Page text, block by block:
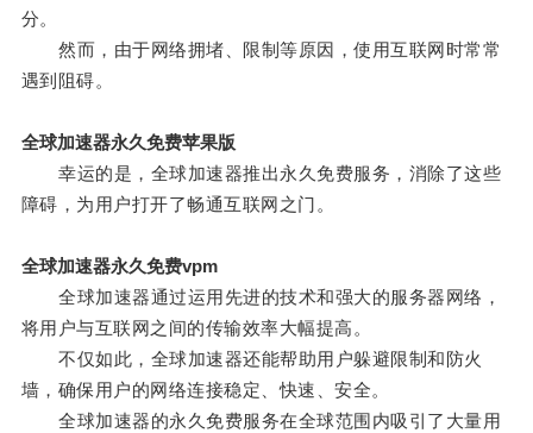
分。
然而，由于网络拥堵、限制等原因，使用互联网时常常
遇到阻碍。
全球加速器永久免费苹果版
幸运的是，全球加速器推出永久免费服务，消除了这些
障碍，为用户打开了畅通互联网之门。
全球加速器永久免费vpm
全球加速器通过运用先进的技术和强大的服务器网络，
将用户与互联网之间的传输效率大幅提高。
不仅如此，全球加速器还能帮助用户躲避限制和防火
墙，确保用户的网络连接稳定、快速、安全。
全球加速器的永久免费服务在全球范围内吸引了大量用